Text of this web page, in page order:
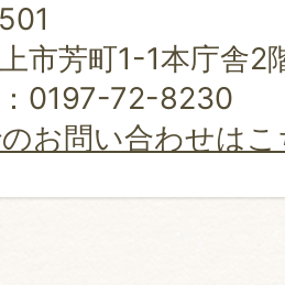
市芳町1-1本庁舎2
0197-72-8230
お問い合わせは